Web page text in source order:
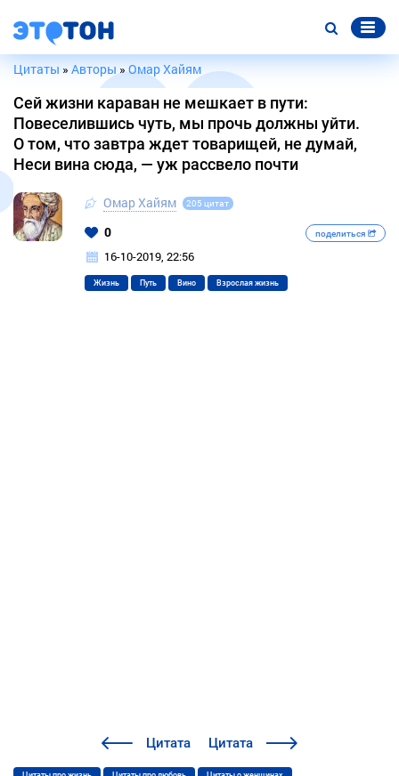
Цитаты » Авторы »Омар Хайям
Сей жизни караван не мешкает в пути:
Повеселившись чуть, мы прочь должны уйти.
О том, что завтра ждет товарищей, не думай,
Неси вина сюда, — уж рассвело почти
Омар Хайям 205 цитат
0 поделиться
16-10-2019, 22:56
Жизнь Путь Вино Взрослая жизнь
Цитата Цитата